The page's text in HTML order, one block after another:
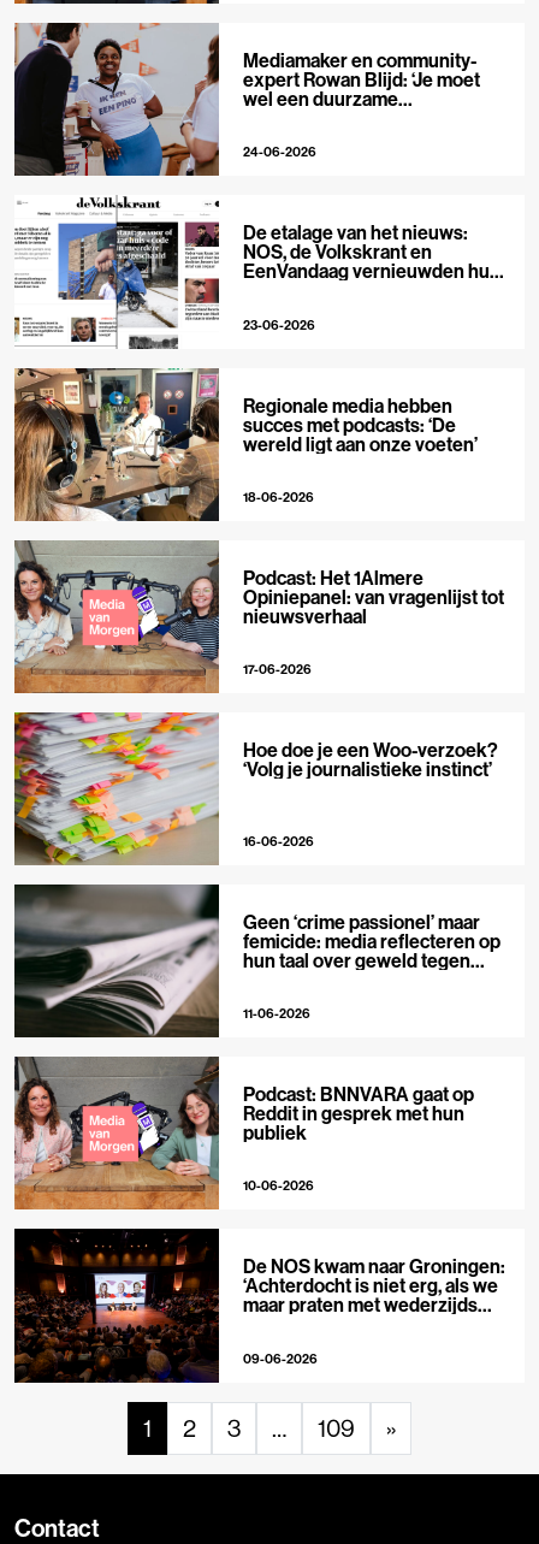
Mediamaker en community-
expert Rowan Blijd: ‘Je moet
wel een duurzame
24-06-2026
De etalage van het nieuws:
NOS, de Volkskrant en
EenVandaag vernieuwden hun
23-06-2026
Regionale media hebben
succes met podcasts: ‘De
wereld ligt aan onze voeten’
18-06-2026
Podcast: Het 1Almere
Opiniepanel: van vragenlijst tot
nieuwsverhaal
17-06-2026
Hoe doe je een Woo-verzoek?
‘Volg je journalistieke instinct’
16-06-2026
Geen ‘crime passionel’ maar
femicide: media reflecteren op
hun taal over geweld tegen
11-06-2026
Podcast: BNNVARA gaat op
Reddit in gesprek met hun
publiek
10-06-2026
De NOS kwam naar Groningen:
‘Achterdocht is niet erg, als we
maar praten met wederzijds
09-06-2026
1 2 3 … 109 »
Contact